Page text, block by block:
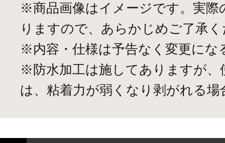
※商品画像はイメージです。実際
りますので、あらかじめご了承
※内容・仕様は予告なく変更にな
※防水加工は施してありますが、
は、粘着力が弱くなり剥がれる